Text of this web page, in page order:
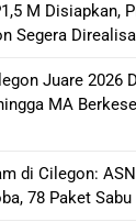
M Disiapkan,
Segera
Juare 2026
MA
di Cilegon:
78 Paket